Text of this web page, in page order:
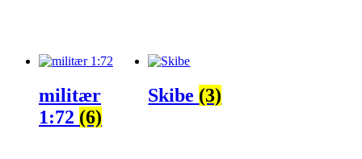
militær
1:72 (6)
Skibe (3)